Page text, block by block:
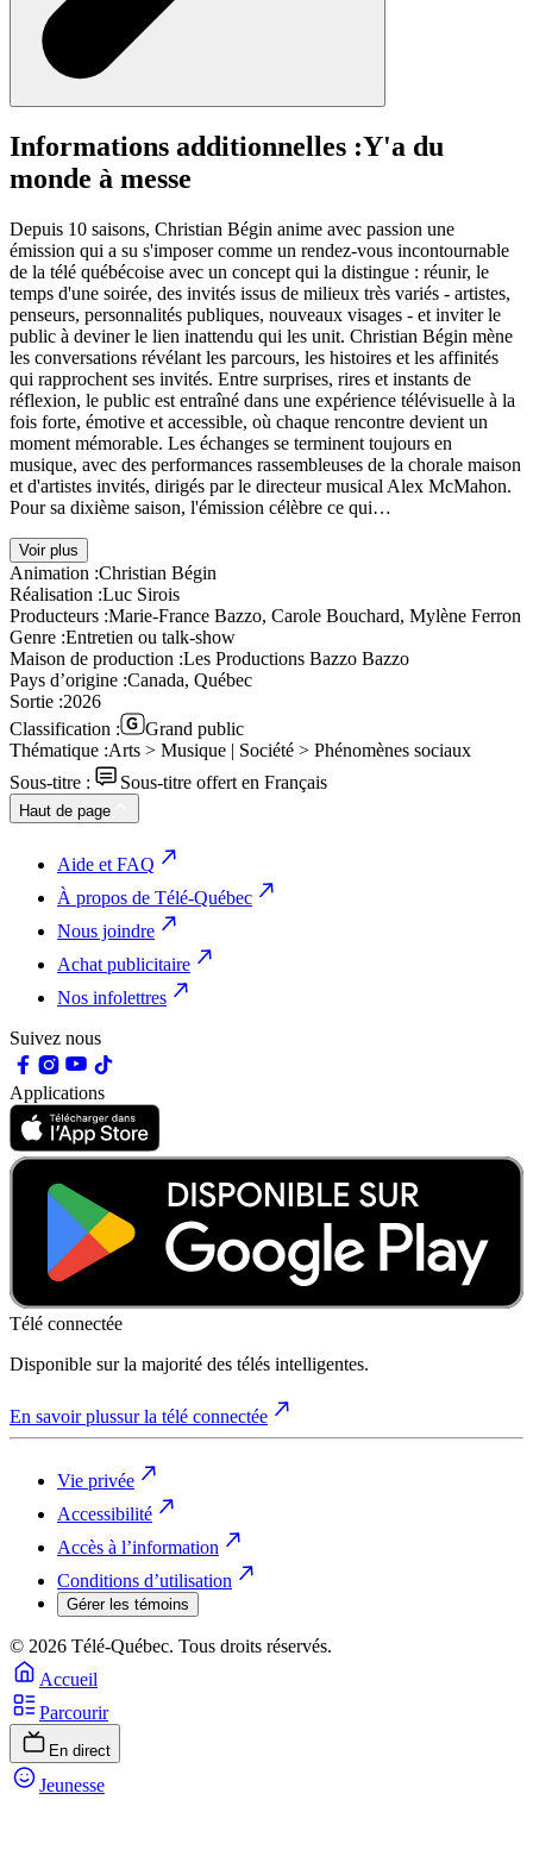
Informations additionnelles :Y'a du
monde à messe
Depuis 10 saisons, Christian Bégin anime avec passion une
émission qui a su s'imposer comme un rendez-vous incontournable
de la télé québécoise avec un concept qui la distingue : réunir, le
temps d'une soirée, des invités issus de milieux très variés - artistes,
penseurs, personnalités publiques, nouveaux visages - et inviter le
public à deviner le lien inattendu qui les unit. Christian Bégin mène
les conversations révélant les parcours, les histoires et les affinités
qui rapprochent ses invités. Entre surprises, rires et instants de
réflexion, le public est entraîné dans une expérience télévisuelle à la
fois forte, émotive et accessible, où chaque rencontre devient un
moment mémorable. Les échanges se terminent toujours en
musique, avec des performances rassembleuses de la chorale maison
et d'artistes invités, dirigés par le directeur musical Alex McMahon.
Pour sa dixième saison, l'émission célèbre ce qui…
Voir plus
Animation :Christian Bégin
Réalisation :Luc Sirois
Producteurs :Marie-France Bazzo, Carole Bouchard, Mylène Ferron
Genre :Entretien ou talk-show
Maison de production :Les Productions Bazzo Bazzo
Pays d’origine :Canada, Québec
Sortie :2026
Classification :
Grand public
Thématique :Arts > Musique | Société > Phénomènes sociaux
Sous-titre :
Sous-titre offert en Français
Haut de page
Aide et FAQ
À propos de Télé-Québec
Nous joindre
Achat publicitaire
Nos infolettres
Suivez nous
Applications
Télé connectée
Disponible sur la majorité des télés intelligentes.
En savoir plussur la télé connectée
Vie privée
Accessibilité
Accès à l’information
Conditions d’utilisation
Gérer les témoins
© 2026 Télé-Québec. Tous droits réservés.
Accueil
Parcourir
En direct
Jeunesse